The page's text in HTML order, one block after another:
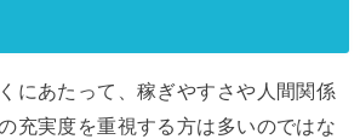
にあたって、稼ぎやすさや人間関係
充実度を重視する方は多いのではな